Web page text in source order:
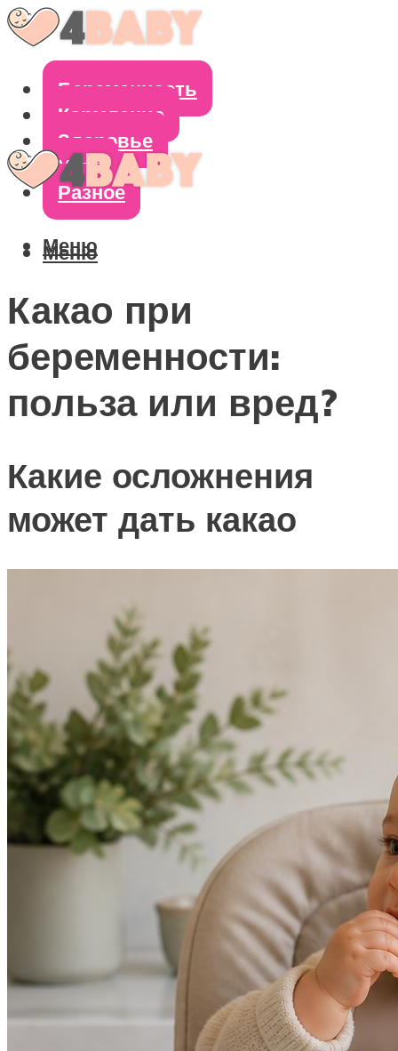
Беременность
Кормление
Здоровье
Уход
Разное
Меню
Меню
Какао при
беременности:
польза или вред?
Какие осложнения
может дать какао